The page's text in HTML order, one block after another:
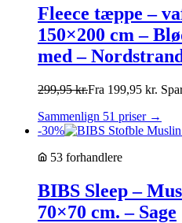
Fleece tæppe –
150×200 cm –
med –
299,95kr.Fra 199,95 kr.
Sammenlign 51 priser →
-30%
53 forhandlere
BIBS Sleep –
70×70 cm. – Sage